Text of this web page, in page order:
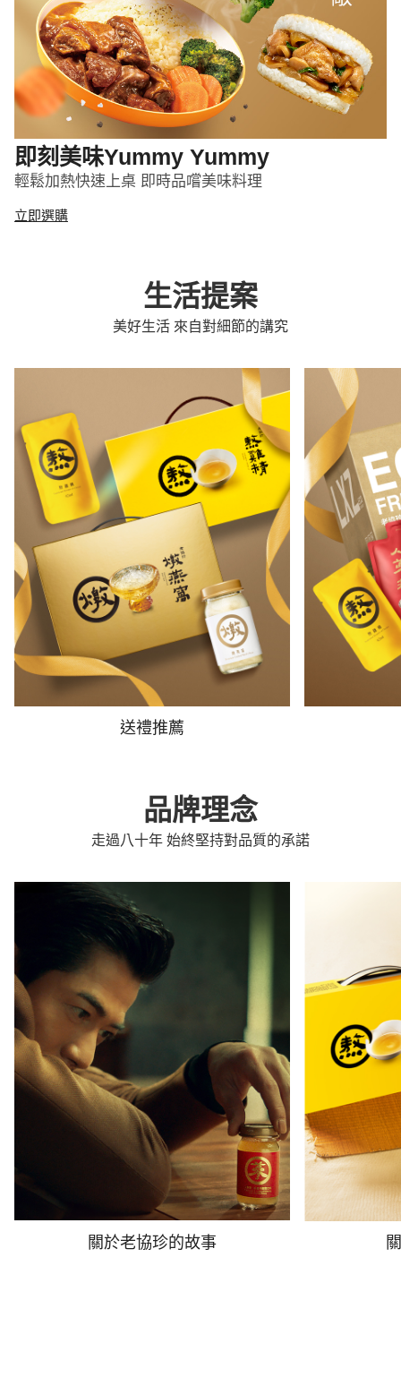
即刻美味Yummy Yummy
輕鬆加熱快速上桌 即時品嚐美味料理
立即選購
生活提案
美好生活 來自對細節的講究
送禮推薦
品牌理念
走過八十年 始終堅持對品質的承諾
關於老協珍的故事